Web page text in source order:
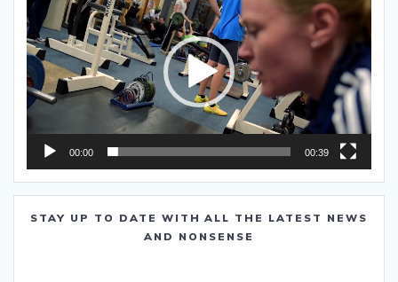
00:00 00:39
STAY UP TO DATE WITH ALL THE LATEST NEWS
AND NONSENSE